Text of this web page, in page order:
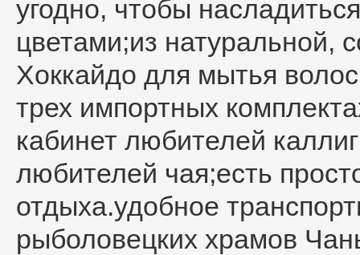
угодно, чтобы
цветами;из натуральной,
Хоккайдо для мытья
трех импортных
кабинет любителей
любителей чая;есть
отдыха.удобное
рыболовецких храмов